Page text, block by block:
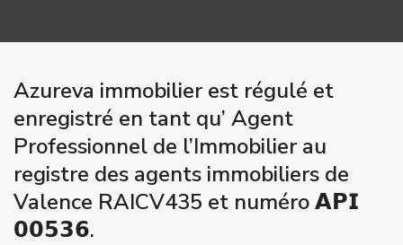
Azureva immobilier est régulé et
enregistré en tant qu’ Agent
Professionnel de l’Immobilier au
registre des agents immobiliers de
Valence RAICV435 et numéro 𝗔𝗣𝗜
𝟬𝟬𝟱𝟯𝟲.